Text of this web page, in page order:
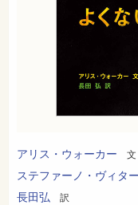
アリス・ウォーカー 文
ステファーノ・ヴィタ
長田弘 訳